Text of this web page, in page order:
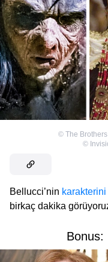
© The
©
Bellucci’nin karakterini
birkaç dakika
Bonus: